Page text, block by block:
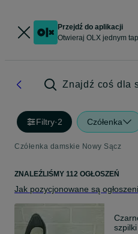
Przejdź do aplikacji
Otwieraj OLX jednym
Znajdź coś dla
Filtry·2 Czółenka
Czółenka damskie Nowy Sącz
ZNALEŹLIŚMY 112 OGŁOSZEŃ
Jak pozycjonowane są